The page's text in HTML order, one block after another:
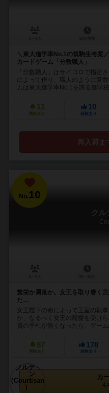
＼東大進学率No.1の筑駒生考案
カードゲーム「分数職人」
「分数職人」はサイコロで指定
によって作り、職人のように算
ムは東大進学率No.1を誇る進学
11
興味あり
10
経験あり
再入荷ま
No. 10
クル
繁栄か凋落か。女王を取り巻く
た…
女王陛下の命によって王室の執
か、なるべく女王の寵愛を受け
員の手札が無くなったら、ゲー
87
興味あり
178
経験あり
カ